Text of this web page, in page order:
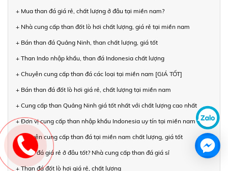
+ Mua than đá giá rẻ, chất lượng ở đâu tại miền nam?
+ Nhà cung cấp than đốt lò hơi chất lượng, giá rẻ tại miền nam
+ Bán than đá Quảng Ninh, than chất lượng, giá tốt
+ Than Indo nhập khẩu, than đá Indonesia chất lượng
+ Chuyên cung cấp than đá các loại tại miền nam [GIÁ TỐT]
+ Bán than đá đốt lò hơi giá rẻ, chất lượng tại miền nam
+ Cung cấp than Quảng Ninh giá tốt nhất với chất lượng cao nhất
+ Đơn vị cung cấp than nhập khẩu Indonesia uy tín tại miền nam
+ Chuyên cung cấp than đá tại miền nam chất lượng, giá tốt
+ Than đá giá rẻ ở đâu tốt? Nhà cung cấp than đá giá sỉ
+ Than đá đốt lò hơi giá rẻ, chất lượng